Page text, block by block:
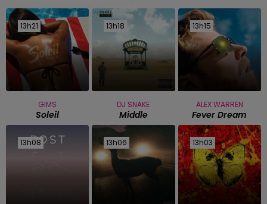
13h21
13h21
GIMS
Soleil
13h18
13h18
DJ SNAKE
Middle
13h15
13h15
ALEX WARREN
Fever Dream
13h08
13h08 13h06
13h06 13h03
13h03